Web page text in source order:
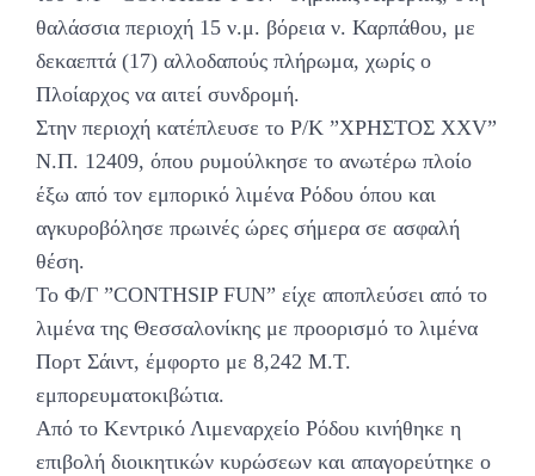
θαλάσσια περιοχή 15 ν.μ. βόρεια ν. Καρπάθου, με
δεκαεπτά (17) αλλοδαπούς πλήρωμα, χωρίς ο
Πλοίαρχος να αιτεί συνδρομή.
Στην περιοχή κατέπλευσε το Ρ/Κ ”ΧΡΗΣΤΟΣ ΧΧV”
N.Π. 12409, όπου ρυμούλκησε το ανωτέρω πλοίο
έξω από τον εμπορικό λιμένα Ρόδου όπου και
αγκυροβόλησε πρωινές ώρες σήμερα σε ασφαλή
θέση.
Το Φ/Γ ”CONTHSIP FUN” είχε αποπλεύσει από το
λιμένα της Θεσσαλονίκης με προορισμό το λιμένα
Πορτ Σάιντ, έμφορτο με 8,242 M.T.
εμπορευματοκιβώτια.
Από το Κεντρικό Λιμεναρχείο Ρόδου κινήθηκε η
επιβολή διοικητικών κυρώσεων και απαγορεύτηκε ο